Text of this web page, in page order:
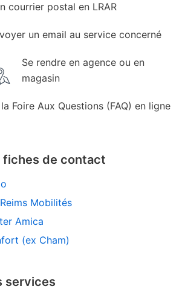
courrier postal en LRAR
un email au service concerné
Se rendre en agence ou en
magasin
Foire Aux Questions (FAQ) en ligne
fiches de contact
Mobilités
Amica
(ex Cham)
services